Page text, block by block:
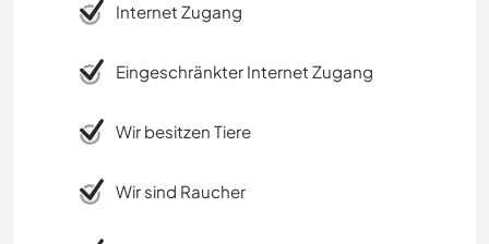
Internet Zugang
Eingeschränkter Internet Zugang
Wir besitzen Tiere
Wir sind Raucher